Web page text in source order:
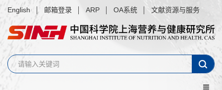
English 邮箱登录 ARP OA系统 文献资源与服务